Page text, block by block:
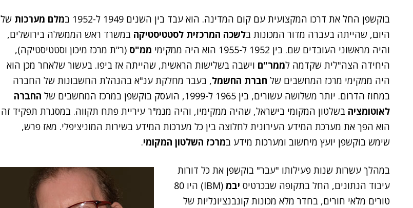
בוקשפן החל את דרכו המקצועית עם קום המדינה. הוא עבד בין השנים 1949 ל-1952 ב מלם מערכות של
היום, שהייתה בעברה מדור המכונות בלשכה המרכזית לסטטיסטיקה במשרד ראש הממשלה בירושלים,
והיה מראשוני העובדים שם. בין 1952 ל-1955 הוא היה ממקימי
ממ"ס (ר"ת מרכז מיכון וסטטיסטיקה),
היחידה הצה"לית שקדמה לממר"ם וישבה בשלישות הראשית, שהייתה אז ביפו. בעשור שלאחר מכן הוא
היה ממקימי מרכז המחשבים של חברת החשמל, בעבר מחלקת ענ"א בהנהלת החשבונות של החברה
במחוז הדרום. יותר משלושה עשורים, בין 1965 ל-1999, הועסק בוקשפן במרכז המחשבים של
החברה
לאוטומציה בשלטון המקומי בישראל, שהיה ממקימיו, והיה מנמ"ר עיריית פתח תקווה. במסגרת תפקיד זה
הוא הפך את מערכת המידע העירונית לחלוצה בין כל מערכות המידע בשירות המוניציפלי. מאז פרש,
שימש בוקשפן יועץ מיחשוב ומערכות מידע במרכז השלטון המקומי.
במהלך עשרות שנות פעילותו "עבר" בוקשפן את כל דורות
עיבוד הנתונים, החל בתקופה שבכרטיס יבמ
(IBM) היו 80
טורים מלאי חורים, בחדר מלא מכונות קונבנציונליות של